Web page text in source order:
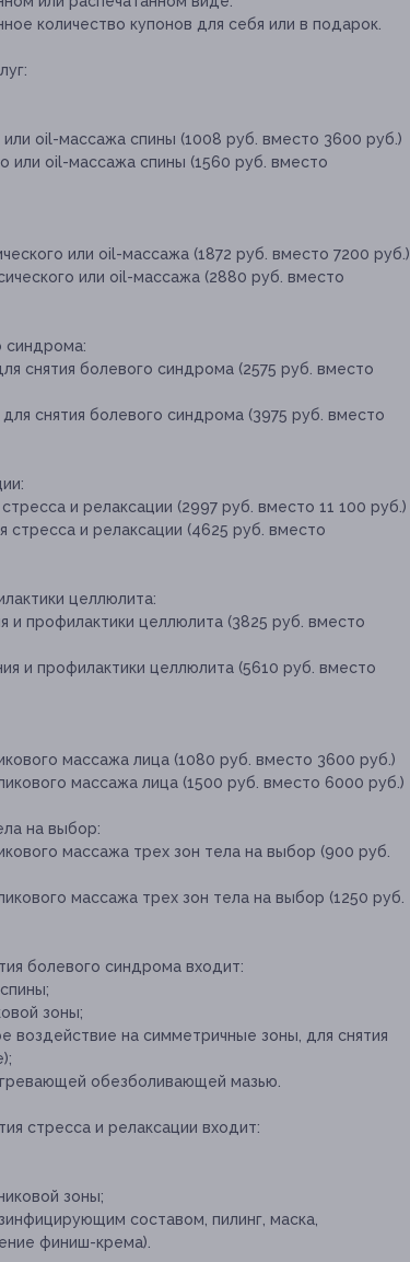
количество купонов для себя или в подарок.
или oil-массажа спины (1008 руб. вместо 3600 руб.)
или oil-массажа спины (1560 руб. вместо
или oil-массажа (1872 руб. вместо 7200 руб.)
или oil-массажа (2880 руб. вместо
синдрома:
снятия болевого синдрома (2575 руб. вместо
снятия болевого синдрома (3975 руб. вместо
и релаксации (2997 руб. вместо 11 100 руб.)
стресса и релаксации (4625 руб. вместо
целлюлита:
и профилактики целлюлита (3825 руб. вместо
и профилактики целлюлита (5610 руб. вместо
массажа лица (1080 руб. вместо 3600 руб.)
массажа лица (1500 руб. вместо 6000 руб.)
на выбор:
массажа трех зон тела на выбор (900 руб.
массажа трех зон тела на выбор (1250 руб.
болевого синдрома входит:
зоны;
воздействие на симметричные зоны, для снятия
обезболивающей мазью.
стресса и релаксации входит:
зоны;
составом, пилинг, маска,
финиш-крема).